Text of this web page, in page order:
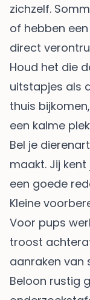
zichzelf.
of hebben
direct
Houd het die
uitstapjes als
thuis
een kalme
Bel je
maakt. Jij
een goede
Kleine
Voor pups
troost
aanraken van
Beloon rustig